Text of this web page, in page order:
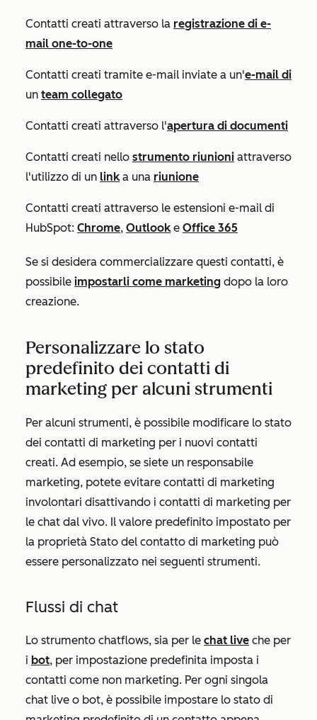
Contatti creati attraverso la registrazione di e-
mail one-to-one
Contatti creati tramite e-mail inviate a un'e-mail di
un team collegato
Contatti creati attraverso l'apertura di documenti
Contatti creati nello strumento riunioni attraverso
l'utilizzo di un linka una riunione
Contatti creati attraverso le estensioni e-mail di
HubSpot: Chrome, Outlooke Office 365
Se si desidera commercializzare questi contatti, è
possibile impostarli come marketing dopo la loro
creazione.
Personalizzare lo stato
predefinito dei contatti di
marketing per alcuni strumenti
Per alcuni strumenti, è possibile modificare lo stato
dei contatti di marketing per i nuovi contatti
creati. Ad esempio, se siete un responsabile
marketing, potete evitare contatti di marketing
involontari disattivando i contatti di marketing per
le chat dal vivo. Il valore predefinito impostato per
la proprietà Stato del contatto di marketing può
essere personalizzato nei seguenti strumenti.
Flussi di chat
Lo strumento chatflows, sia per le chat live che per
i bot, per impostazione predefinita imposta i
contatti come non marketing. Per ogni singola
chat live o bot, è possibile impostare lo stato di